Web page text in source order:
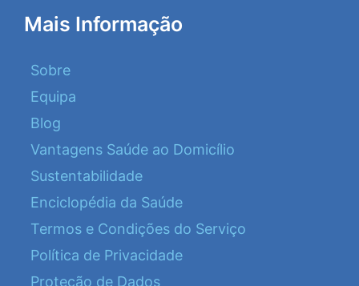
Mais Informação
Sobre
Equipa
Blog
Vantagens Saúde ao Domicílio
Sustentabilidade
Enciclopédia da Saúde
Termos e Condições do Serviço
Política de Privacidade
Proteção de Dados